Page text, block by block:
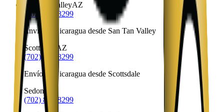
San Tan ValleyAZ
(702) 879-8299
Envíos a Nicaragua desde San Tan Valley
Scottsdale
AZ
(702) 879-8299
Envíos a Nicaragua desde Scottsdale
Sedona AZ
(702) 879-8299